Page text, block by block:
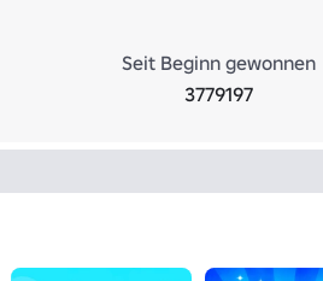
Seit Beginn gewonnen
3779197